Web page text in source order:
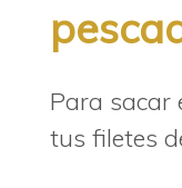
Para sacar
tus filetes